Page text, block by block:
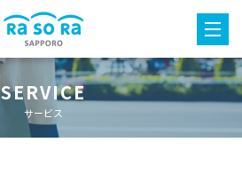
SERVICE
サービス